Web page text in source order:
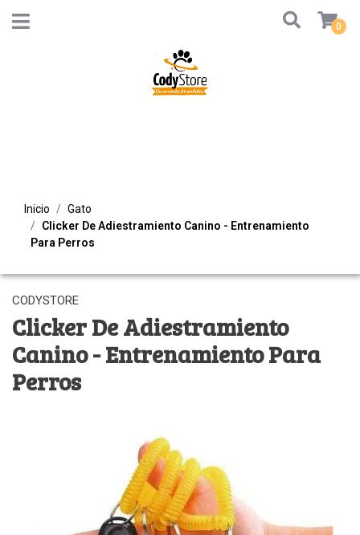
0
Inicio
Gato
Clicker De Adiestramiento Canino - Entrenamiento
Para Perros
CODYSTORE
Clicker De Adiestramiento
Canino - Entrenamiento Para
Perros